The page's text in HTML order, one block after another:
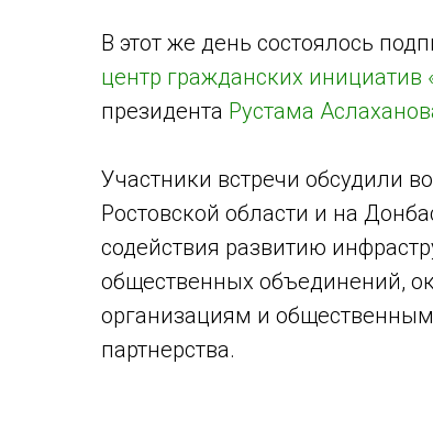
В этот же день состоялось
центр гражданских инициатив
президента Рустама
Участники встречи обсудили
Ростовской области и на
содействия развитию
общественных объединений,
организациям и
партнерства.